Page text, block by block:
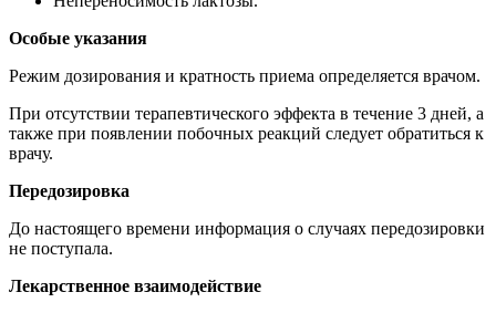
Особые указания
Режим дозирования и кратность приема определяется врачом.
При отсутствии терапевтического эффекта в течение 3 дней, а
также при появлении побочных реакций следует обратиться к
врачу.
Передозировка
До настоящего времени информация о случаях передозировки
не поступала.
Лекарственное взаимодействие